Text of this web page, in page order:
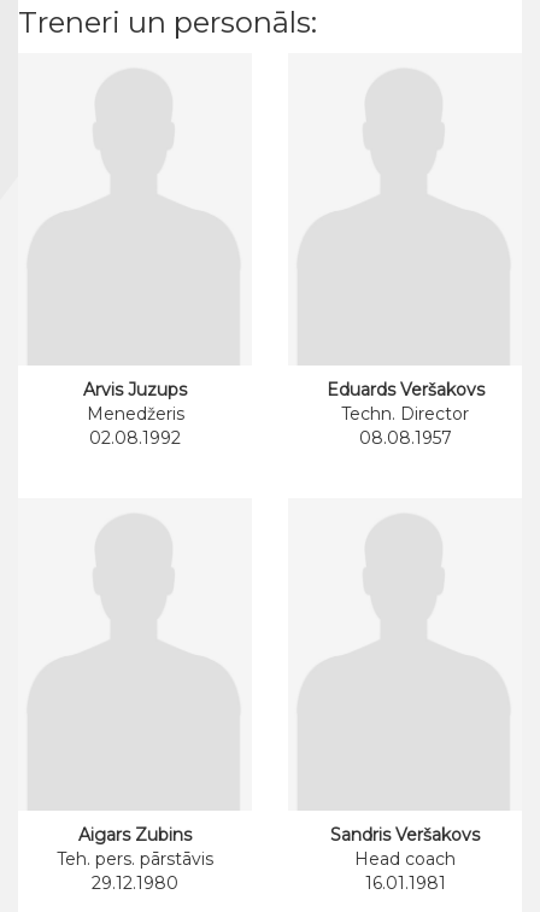
Treneri un personāls:
Arvis Juzups
Menedžeris
02.08.1992
Eduards Veršakovs
Techn. Director
08.08.1957
Aigars Zubins
Teh. pers. pārstāvis
29.12.1980
Sandris Veršakovs
Head coach
16.01.1981